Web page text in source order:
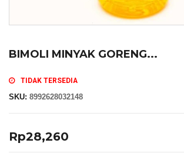
BIMOLI MINYAK GORENG...
TIDAK TERSEDIA
SKU: 8992628032148
Rp28,260